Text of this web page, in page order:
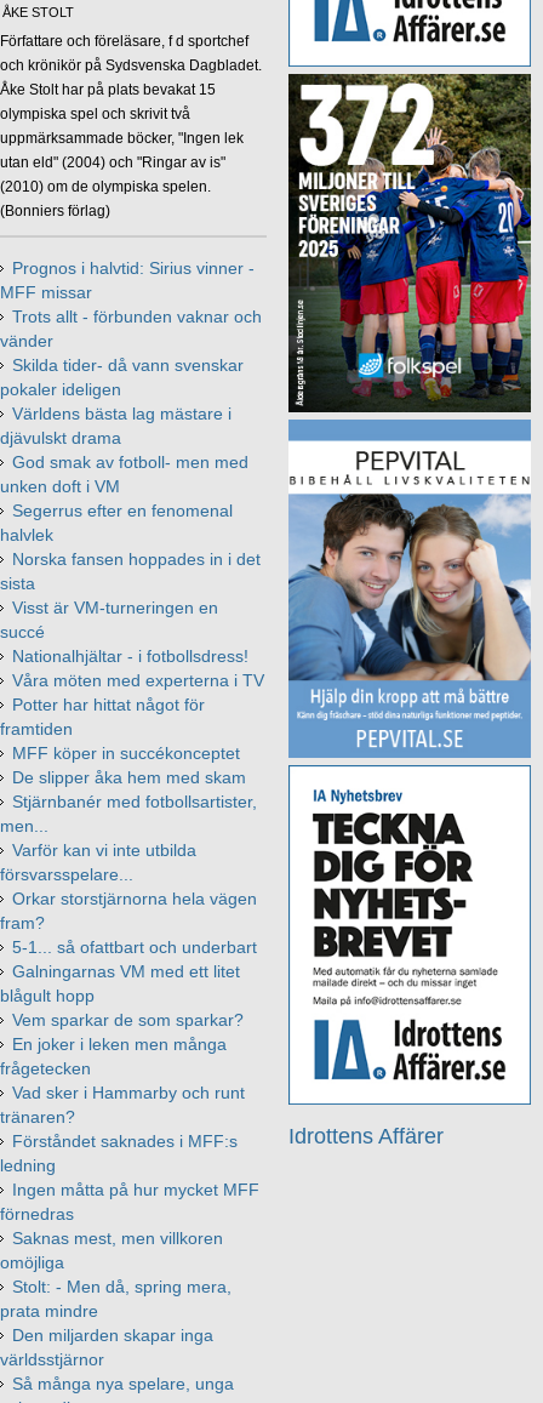
Idrottens Affärer
ÅKE STOLT
Författare och föreläsare, f d sportchef
och krönikör på Sydsvenska Dagbladet.
Åke Stolt har på plats bevakat 15
olympiska spel och skrivit två
uppmärksammade böcker, "Ingen lek
utan eld" (2004) och "Ringar av is"
(2010) om de olympiska spelen.
(Bonniers förlag)
Prognos i halvtid: Sirius vinner -
MFF missar
Trots allt - förbunden vaknar och
vänder
Skilda tider- då vann svenskar
pokaler ideligen
Världens bästa lag mästare i
djävulskt drama
God smak av fotboll- men med
unken doft i VM
Segerrus efter en fenomenal
halvlek
Norska fansen hoppades in i det
sista
Visst är VM-turneringen en
succé
Nationalhjältar - i fotbollsdress!
Våra möten med experterna i TV
Potter har hittat något för
framtiden
MFF köper in succékonceptet
De slipper åka hem med skam
Stjärnbanér med fotbollsartister,
men...
Varför kan vi inte utbilda
försvarsspelare...
Orkar storstjärnorna hela vägen
fram?
5-1... så ofattbart och underbart
Galningarnas VM med ett litet
blågult hopp
Vem sparkar de som sparkar?
En joker i leken men många
frågetecken
Vad sker i Hammarby och runt
tränaren?
Förståndet saknades i MFF:s
ledning
Ingen måtta på hur mycket MFF
förnedras
Saknas mest, men villkoren
omöjliga
Stolt: - Men då, spring mera,
prata mindre
Den miljarden skapar inga
världsstjärnor
Så många nya spelare, unga